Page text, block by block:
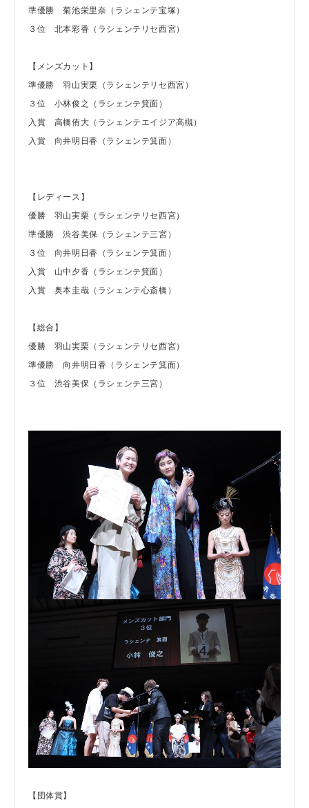
準優勝 菊池栄里奈（ラシェンテ宝塚）
３位 北本彩香（ラシェンテリセ西宮）
【メンズカット】
準優勝 羽山実栗（ラシェンテリセ西宮）
３位 小林俊之（ラシェンテ箕面）
入賞 高橋侑大（ラシェンテエイジア高槻）
入賞 向井明日香（ラシェンテ箕面）
【レディース】
優勝 羽山実栗（ラシェンテリセ西宮）
準優勝 渋谷美保（ラシェンテ三宮）
３位 向井明日香（ラシェンテ箕面）
入賞 山中夕香（ラシェンテ箕面）
入賞 奥本圭哉（ラシェンテ心斎橋）
【総合】
優勝 羽山実栗（ラシェンテリセ西宮）
準優勝 向井明日香（ラシェンテ箕面）
３位 渋谷美保（ラシェンテ三宮）
【団体賞】